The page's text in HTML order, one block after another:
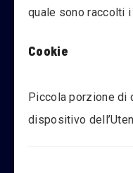
quale sono raccolti
Cookie
Piccola porzione di
dispositivo